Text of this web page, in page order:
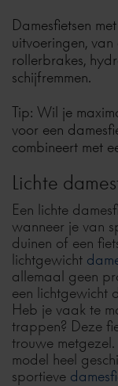
Damesfietsen
uitvoeringen,
rollerbrakes,
schijfremmen.
Tip: Wil je
voor een
combineert met
Lichte
Een lichte
wanneer je van
duinen of een
lichtgewicht
allemaal geen
een lichtgewicht
Heb je vaak te
trappen? Deze
trouwe
model heel
sportieve